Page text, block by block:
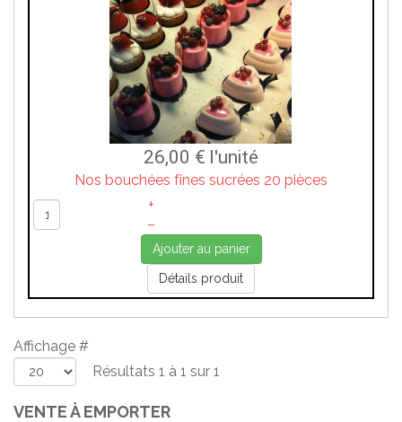
26,00 € l'unité
Nos bouchées fines sucrées 20 pièces
+
–
Ajouter au panier
Détails produit
Affichage #
Résultats 1 à 1 sur 1
VENTE À EMPORTER